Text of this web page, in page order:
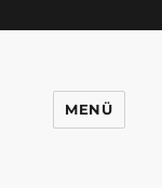
MENÜ